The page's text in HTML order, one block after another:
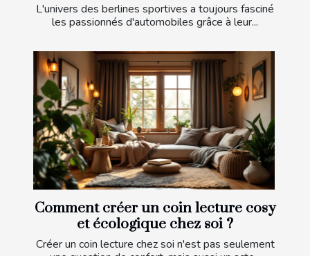
L'univers des berlines sportives a toujours fasciné
les passionnés d'automobiles grâce à leur...
Comment créer un coin lecture cosy
et écologique chez soi ?
Créer un coin lecture chez soi n'est pas seulement